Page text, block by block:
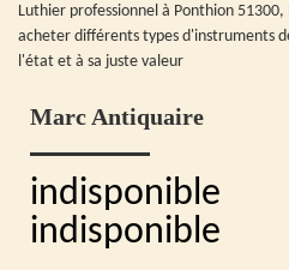
Luthier professionnel à Ponthion
acheter différents types d'instruments
l'état et à sa juste valeur
Marc Antiquaire
indisponible
indisponible